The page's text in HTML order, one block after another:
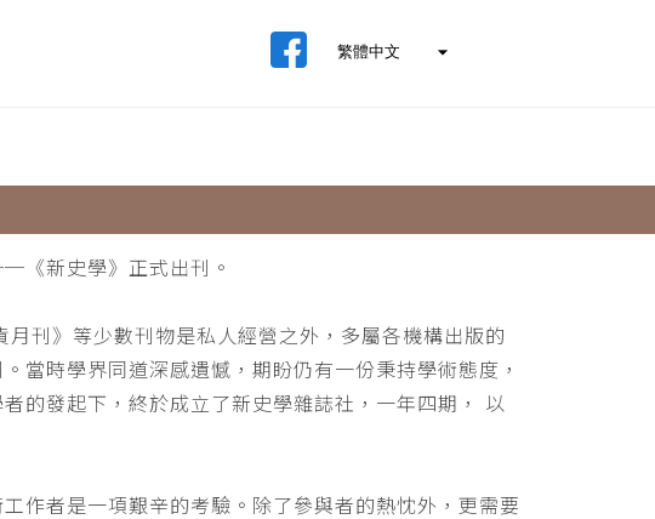
《新史學》正式出刊。
刊》等少數刊物是私人經營之外，多屬各機構出版的
當時學界同道深感遺憾，期盼仍有一份秉持學術態度，
的發起下，終於成立了新史學雜誌社，一年四期， 以
作者是一項艱辛的考驗。除了參與者的熱忱外，更需要